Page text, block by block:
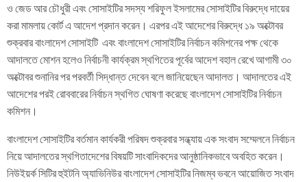
ও জেড আর চৌধুরী এবং সোসাইটির সদস্য শরিফুল ইসলামের সোসাইটির বিরুদ্ধে দায়ের
করা মামলায় কোর্ট এ আদেশ প্রদান করেন। এরপর এই আদেশের বিরুদ্ধে ১৯ অক্টোবর
শুক্রবার বাংলাদেশ সোসাইটি এবং বাংলাদেশ সোসাইটির নির্বাচন কমিশনের পক্ষ থেকে
আদালতে মোশন হলেও নির্বাচনী কার্যক্রম স্থগিতের পূর্বের আদেশ বহাল রেখে আগামী ৩০
অক্টোবর শুনানির পর পরবর্তী সিদ্ধান্ত দেবেন বলে জানিয়েছেন আদালত। আদালতের এই
আদেশের পরই রোববারের নির্বাচন স্থগিত ঘোষণা করেছে বাংলাদেশ সোসাইটির নির্বাচন
কমিশন।
বাংলাদেশ সোসাইটির বর্তমান কার্যকরী পরিষদ শুক্রবার সন্ধ্যায় এক সংবাদ সম্মেলনে নির্বাচন
নিয়ে আদালতের স্থগিতাদেশের বিষয়টি সাংবাদিকদের আনুষ্ঠানিকভাবে অবহিত করেন।
নিউইয়র্ক সিটির হুইটনি অ্যাভিনিউর বাংলাদেশ সোসাইটির নিজম্ব ভবনে আয়োজিত সংবাদ